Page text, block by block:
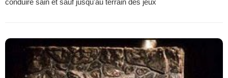
conduire sain et sauf jusqu'au terrain des jeux